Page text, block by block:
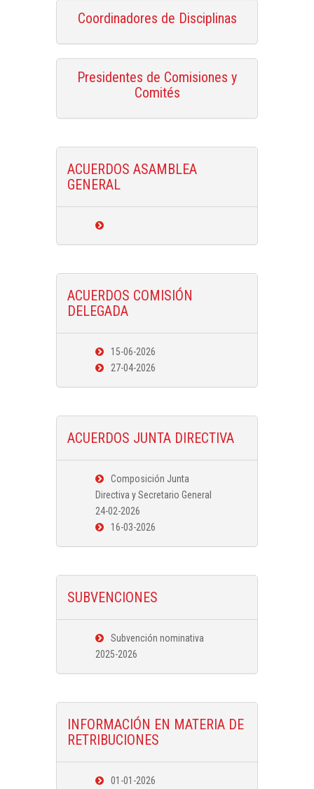
Coordinadores de Disciplinas
Presidentes de Comisiones y
Comités
ACUERDOS ASAMBLEA
GENERAL
ACUERDOS COMISIÓN
DELEGADA
15-06-2026
27-04-2026
ACUERDOS JUNTA DIRECTIVA
Composición Junta
Directiva y Secretario General
24-02-2026
16-03-2026
SUBVENCIONES
Subvención nominativa
2025-2026
INFORMACIÓN EN MATERIA DE
RETRIBUCIONES
01-01-2026